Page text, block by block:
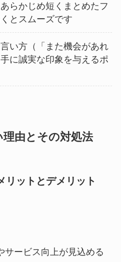
らかじめ短くまとめたフ
とスムーズです
い方（「また機会があれ
に誠実な印象を与えるポ
由とその対処法
リットとデメリット
サービス向上が見込める